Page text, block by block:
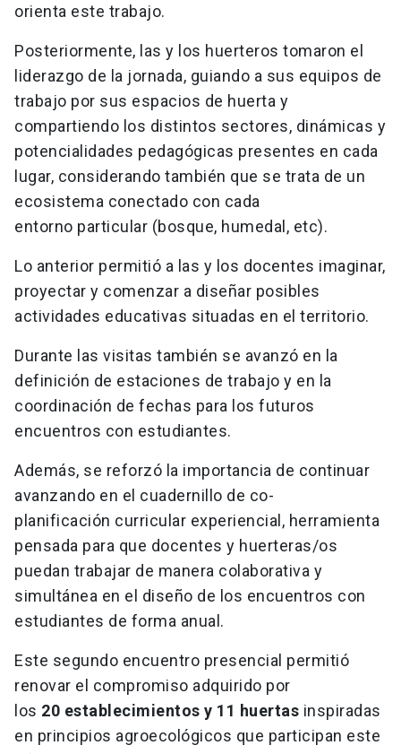
orienta este trabajo.
Posteriormente, las y los huerteros tomaron el
liderazgo de la jornada, guiando a sus equipos de
trabajo por sus espacios de huerta y
compartiendo los distintos sectores, dinámicas y
potencialidades pedagógicas presentes en cada
lugar, considerando también que se trata de un
ecosistema conectado con cada
entorno particular (bosque, humedal, etc).
Lo anterior permitió a las y los docentes imaginar,
proyectar y comenzar a diseñar posibles
actividades educativas situadas en el territorio.
Durante las visitas también se avanzó en la
definición de estaciones de trabajo y en la
coordinación de fechas para los futuros
encuentros con estudiantes.
Además, se reforzó la importancia de continuar
avanzando en el cuadernillo de co-
planificación curricular experiencial, herramienta
pensada para que docentes y huerteras/os
puedan trabajar de manera colaborativa y
simultánea en el diseño de los encuentros con
estudiantes de forma anual.
Este segundo encuentro presencial permitió
renovar el compromiso adquirido por
los 20 establecimientos y 11 huertas inspiradas
en principios agroecológicos que participan este